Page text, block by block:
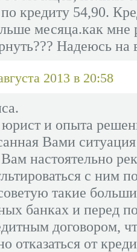
по кредиту 54,90.
месяца.как мне
Надеюсь на
2013 в 20:58
и опыта
Вами
настоятельно
с ним
такие
банках и перед
договором,
отказаться от